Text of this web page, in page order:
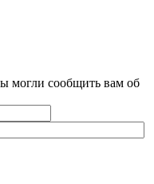
могли сообщить вам об